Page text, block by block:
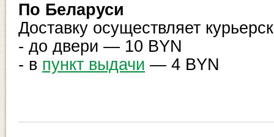
По Беларуси
Доставку осуществляет
- до двери — 10 BYN
- в пункт выдачи — 4 BYN